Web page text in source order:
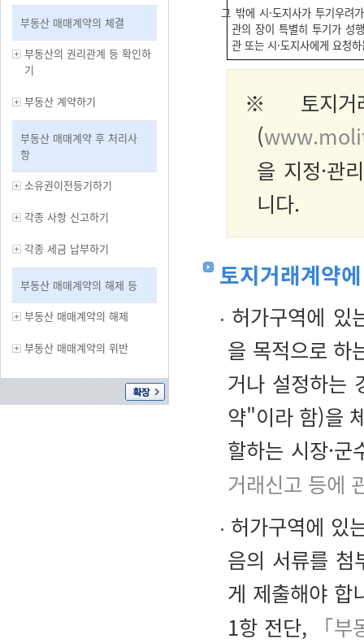
부동산 매매계약의 체결
부동산의 권리관계 등 확인하
기
부동산 계약하기
부동산 매매계약 후 처리사
항
소유권이전등기하기
각종 사항 신고하기
각종 세금 납부하기
부동산 매매계약의 해제 등
부동산 매매계약의 해제
부동산 매매계약의 위반
그 밖에 시·도지사가 투기우려
관의 장이 특별히 투기가 성
관 또는 시·도지사에게 요청
※ 토지거
(
을 지정·관
니다.
토지거래계약
허가구역에 있
을 목적으로 하
거나 설정하는
약"이라 함)을
할하는 시장·
거래신고 등에
허가구역에 있
음의 서류를 첨
게 제출해야 합
1항 전단,
「